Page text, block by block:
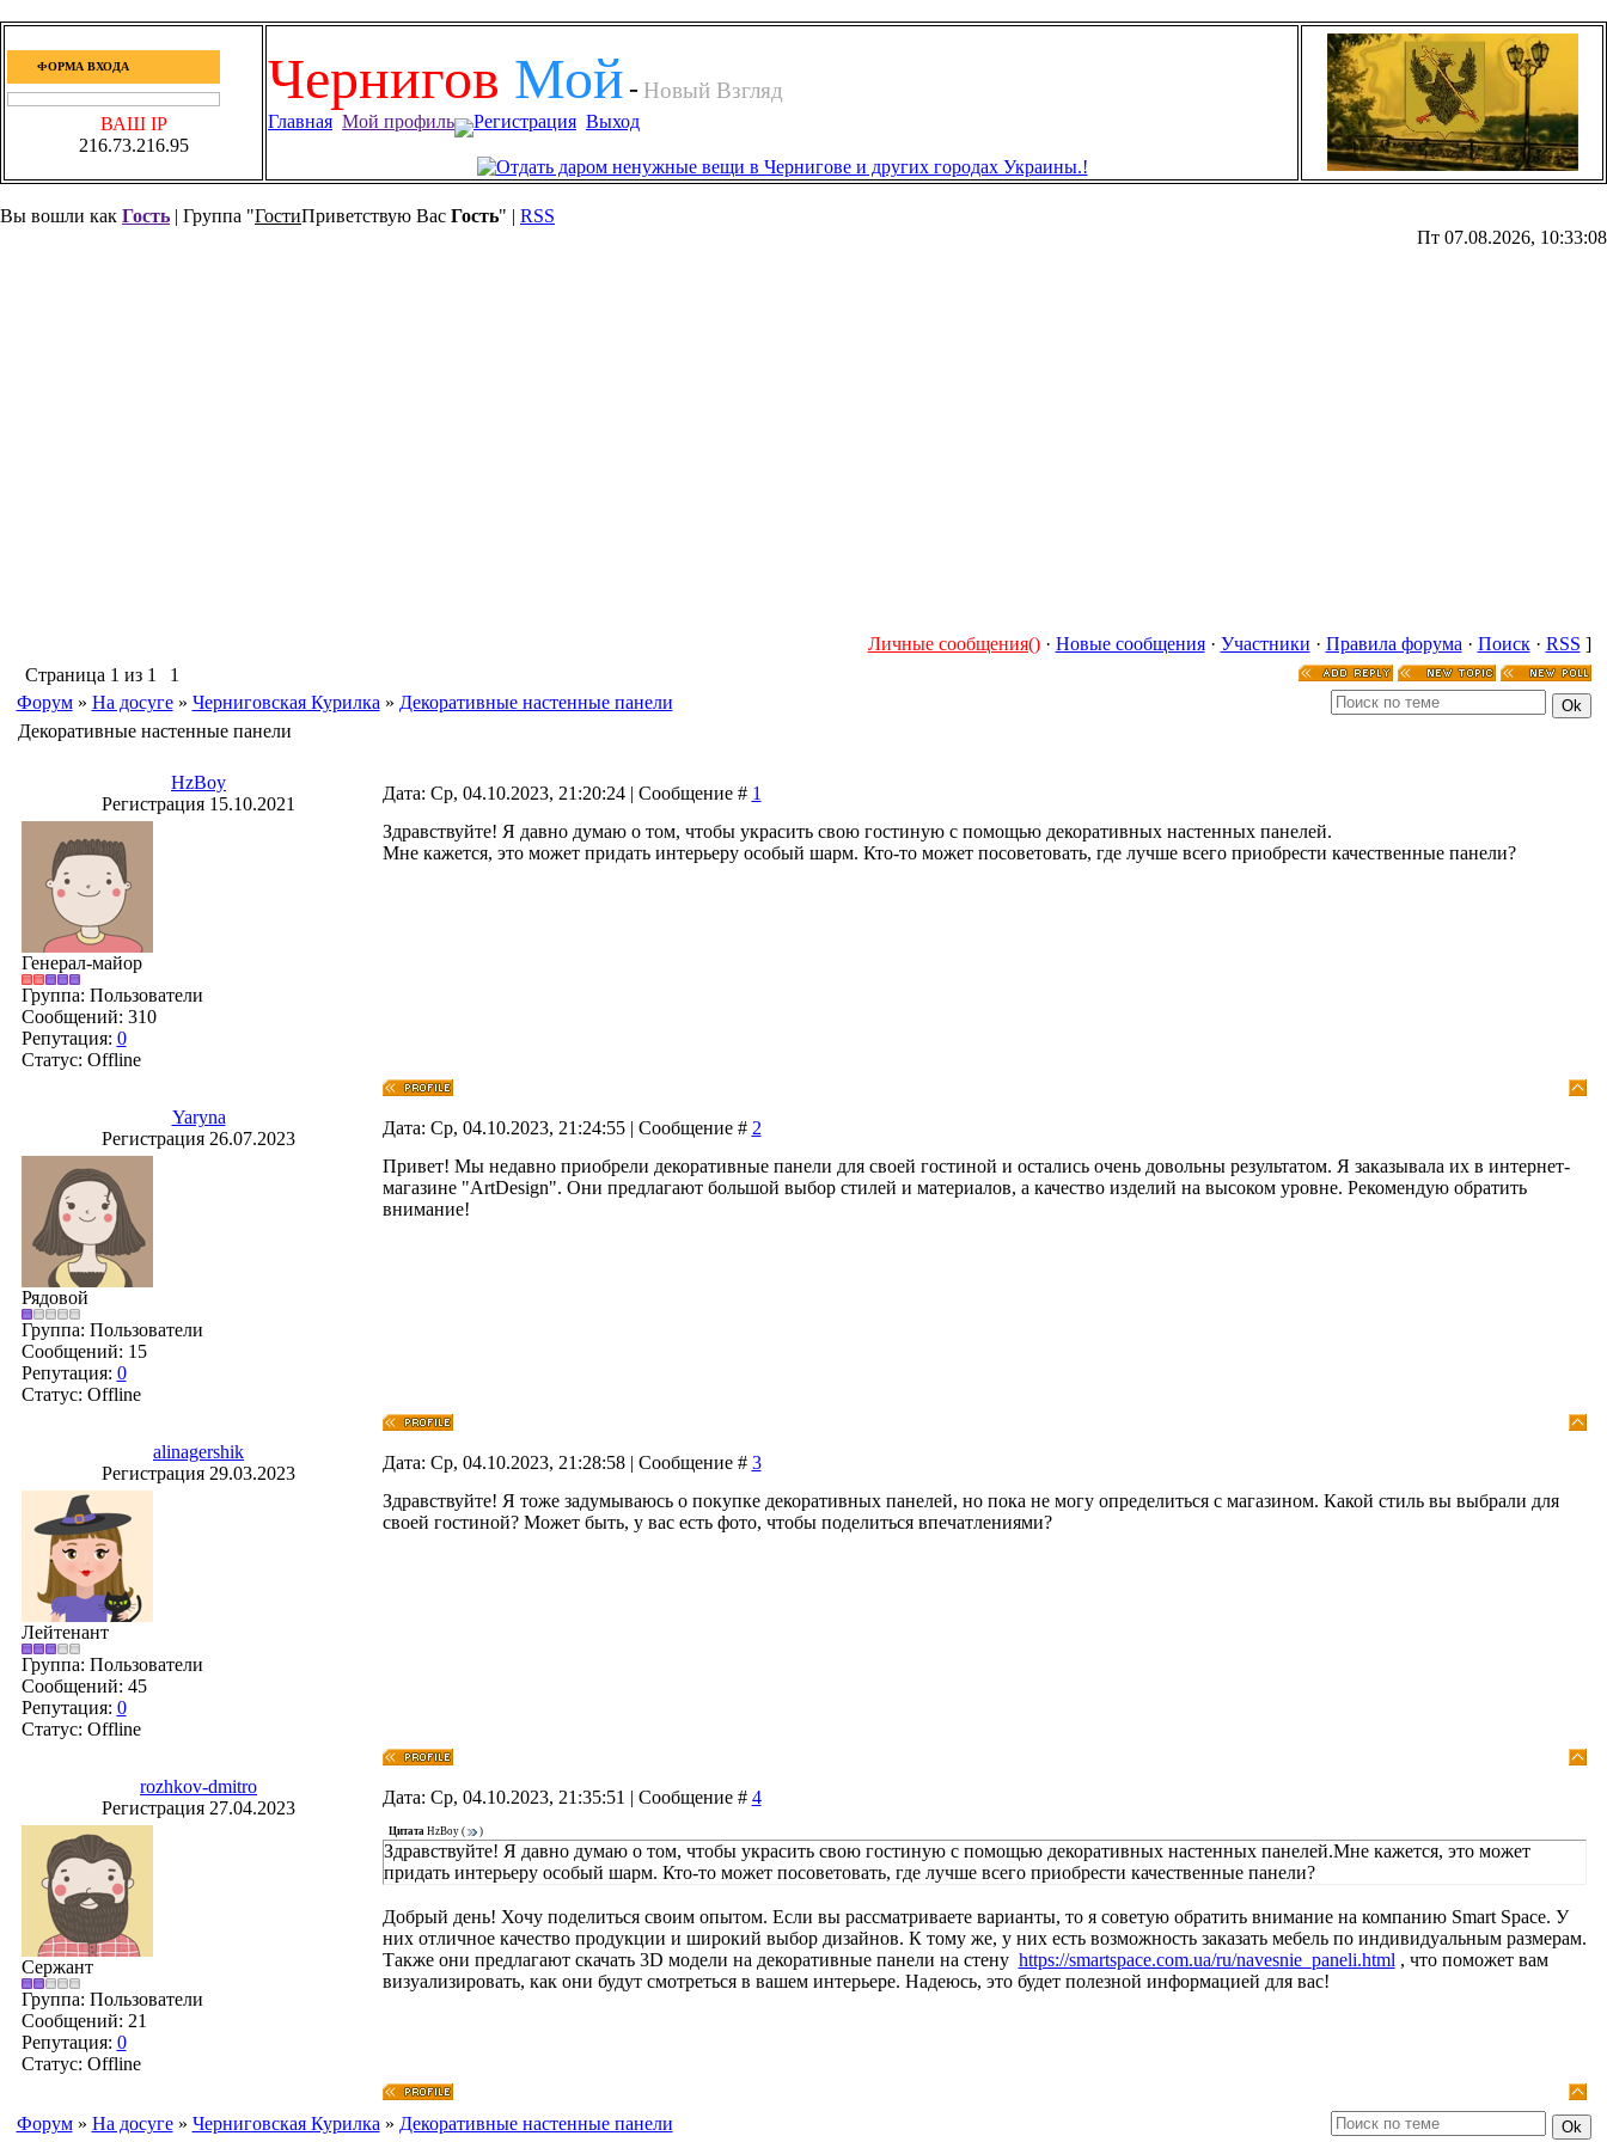
ФОРМА ВХОДА
ВАШ IP
216.73.216.95
Чернигов Мой- Новый Взгляд
Главная Мой профиль Регистрация Выход
Вы вошли как Гость | Группа "ГостиПриветствую Вас Гость" | RSS
Пт 07.08.2026, 10:33:08
Личные сообщения()· Новые сообщения· Участники · Правила форума · Поиск· RSS ]
Страница 1 из 1
1
Форум » На досуге » Черниговская Курилка » Декоративные настенные панели
Декоративные настенные панели
HzBoy
Регистрация 15.10.2021
Дата: Ср, 04.10.2023, 21:20:24 | Сообщение # 1
Генерал-майор
Группа: Пользователи
Сообщений: 310
Репутация: 0
Статус: Offline
Здравствуйте! Я давно думаю о том, чтобы украсить свою гостиную с помощью декоративных настенных панелей.
Мне кажется, это может придать интерьеру особый шарм. Кто-то может посоветовать, где лучше всего приобрести качественные панели?
Yaryna
Регистрация 26.07.2023
Дата: Ср, 04.10.2023, 21:24:55 | Сообщение # 2
Рядовой
Группа: Пользователи
Сообщений: 15
Репутация: 0
Статус: Offline
Привет! Мы недавно приобрели декоративные панели для своей гостиной и остались очень довольны результатом. Я заказывала их в интернет-
магазине "ArtDesign". Они предлагают большой выбор стилей и материалов, а качество изделий на высоком уровне. Рекомендую обратить
внимание!
alinagershik
Регистрация 29.03.2023
Дата: Ср, 04.10.2023, 21:28:58 | Сообщение # 3
Лейтенант
Группа: Пользователи
Сообщений: 45
Репутация: 0
Статус: Offline
Здравствуйте! Я тоже задумываюсь о покупке декоративных панелей, но пока не могу определиться с магазином. Какой стиль вы выбрали для
своей гостиной? Может быть, у вас есть фото, чтобы поделиться впечатлениями?
rozhkov-dmitro
Регистрация 27.04.2023
Дата: Ср, 04.10.2023, 21:35:51 | Сообщение # 4
Сержант
Группа: Пользователи
Сообщений: 21
Репутация: 0
Статус: Offline
Цитата HzBoy( )
Здравствуйте! Я давно думаю о том, чтобы украсить свою гостиную с помощью декоративных настенных панелей.Мне кажется, это может
придать интерьеру особый шарм. Кто-то может посоветовать, где лучше всего приобрести качественные панели?
Добрый день! Хочу поделиться своим опытом. Если вы рассматриваете варианты, то я советую обратить внимание на компанию Smart Space. У
них отличное качество продукции и широкий выбор дизайнов. К тому же, у них есть возможность заказать мебель по индивидуальным размерам.
Также они предлагают скачать 3D модели на декоративные панели на стену https://smartspace.com.ua/ru/navesnie_paneli.html , что поможет вам
визуализировать, как они будут смотреться в вашем интерьере. Надеюсь, это будет полезной информацией для вас!
Форум » На досуге » Черниговская Курилка » Декоративные настенные панели